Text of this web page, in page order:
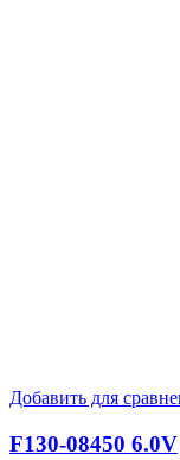
Добавить для
F130-08450 6.0V